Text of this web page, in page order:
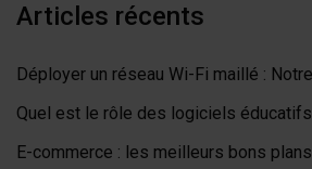
Articles récents
Déployer un réseau Wi-Fi maillé :
Quel est le rôle des logiciels
E-commerce : les meilleurs bons